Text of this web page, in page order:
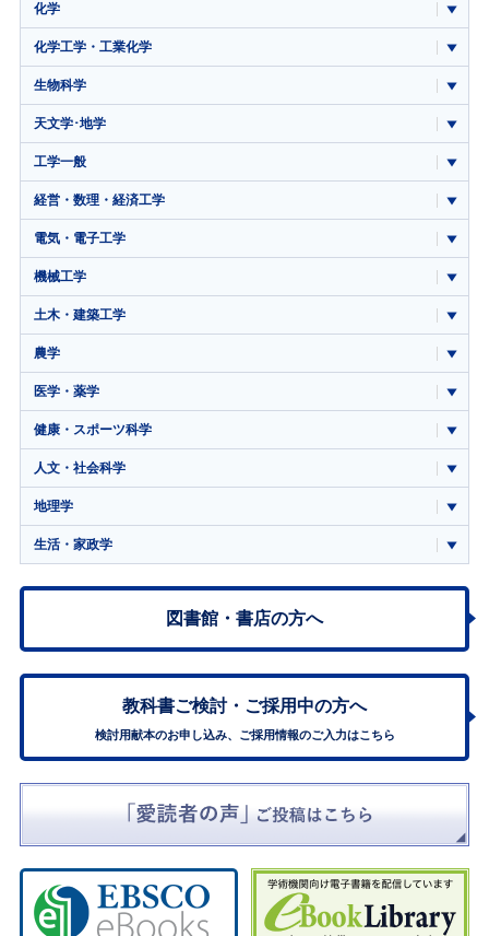
化学
化学工学・工業化学
生物科学
天文学･地学
工学一般
経営・数理・経済工学
電気・電子工学
機械工学
土木・建築工学
農学
医学・薬学
健康・スポーツ科学
人文・社会科学
地理学
生活・家政学
図書館・書店の方へ
教科書ご検討・ ご採用中の方へ
検討用献本のお申し込み、ご採用情報のご入力はこちら